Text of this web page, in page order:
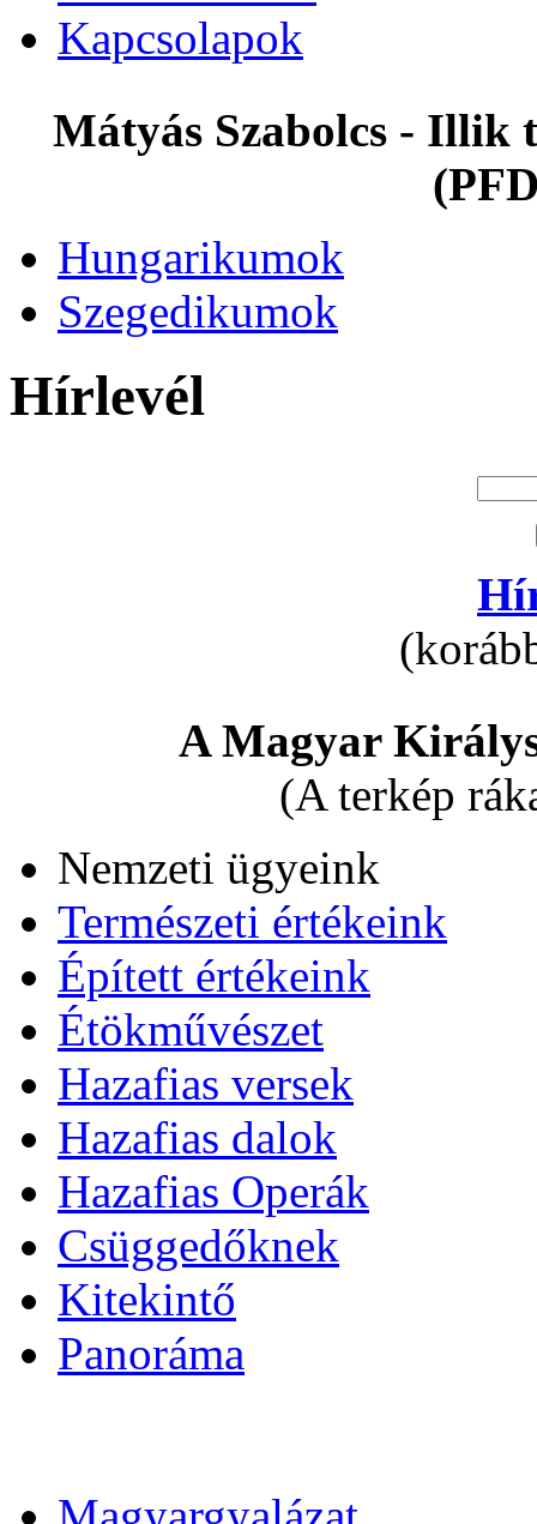
Kapcsolapok
Mátyás Szabolcs - Illik
Hungarikumok
Szegedikumok
Hírlevél
A Magyar
(A terkép
Nemzeti ügyeink
Természeti értékeink
Épített értékeink
Étökművészet
Hazafias versek
Hazafias dalok
Hazafias Operák
Csüggedőknek
Kitekintő
Panoráma